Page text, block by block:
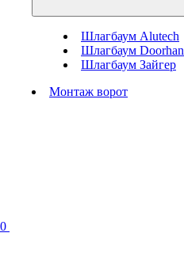
Шлагбаум Alutech
Шлагбаум Doorhan
Шлагбаум Зайгер
Монтаж ворот
0